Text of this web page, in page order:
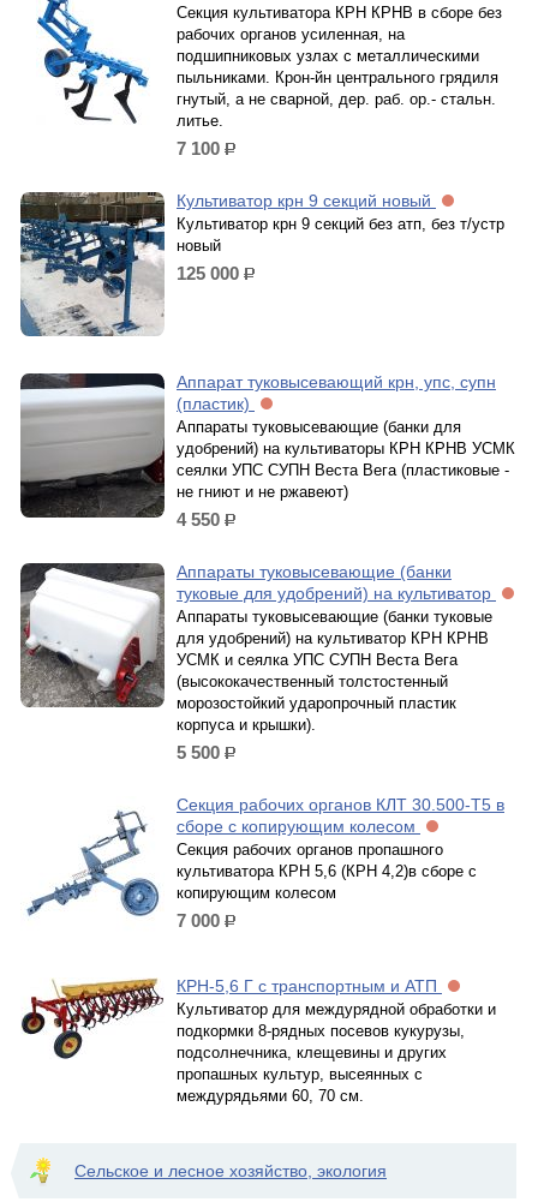
Секция культиватора КРН КРНВ в сборе без
рабочих органов усиленная, на
подшипниковых узлах с металлическими
пыльниками. Крон-йн центрального грядиля
гнутый, а не сварной, дер. раб. ор.- стальн.
литье.
7 100 р.
Культиватор крн 9 секций новый
Культиватор крн 9 секций без атп, без т/устр
новый
125 000 р.
Аппарат туковысевающий крн, упс, супн
(пластик)
Аппараты туковысевающие (банки для
удобрений) на культиваторы КРН КРНВ УСМК
сеялки УПС СУПН Веста Вега (пластиковые -
не гниют и не ржавеют)
4 550 р.
Аппараты туковысевающие (банки
туковые для удобрений) на культиватор
Аппараты туковысевающие (банки туковые
для удобрений) на культиватор КРН КРНВ
УСМК и сеялка УПС СУПН Веста Вега
(высококачественный толстостенный
морозостойкий ударопрочный пластик
корпуса и крышки).
5 500 р.
Секция рабочих органов КЛТ 30.500-Т5 в
сборе с копирующим колесом
Секция рабочих органов пропашного
культиватора КРН 5,6 (КРН 4,2)в сборе с
копирующим колесом
7 000 р.
КРН-5,6 Г с транспортным и АТП
Культиватор для междурядной обработки и
подкормки 8-рядных посевов кукурузы,
подсолнечника, клещевины и других
пропашных культур, высеянных с
междурядьями 60, 70 см.
Сельское и лесное хозяйство, экология